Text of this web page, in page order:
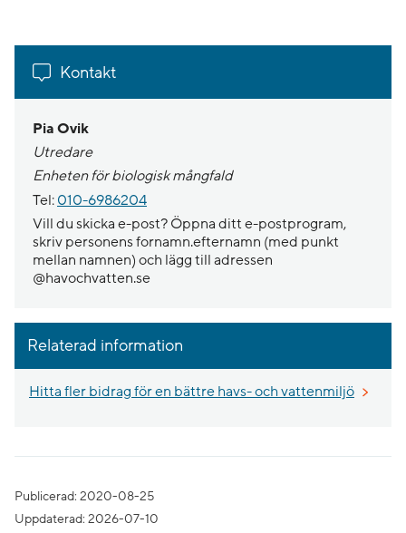
Kontakt
Pia Ovik
Utredare
Enheten för biologisk mångfald
Tel: 010-6986204
Vill du skicka e-post? Öppna ditt e-postprogram,
skriv personens fornamn.efternamn (med punkt
mellan namnen) och lägg till adressen
@havochvatten.se
Relaterad information
Hitta fler bidrag för en bättre havs- och vattenmiljö
Publicerad: 2020-08-25
Uppdaterad: 2026-07-10